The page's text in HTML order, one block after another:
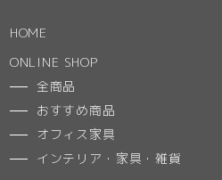
HOME
ONLINE SHOP
全商品
おすすめ商品
オフィス家具
インテリア・家具・雑貨